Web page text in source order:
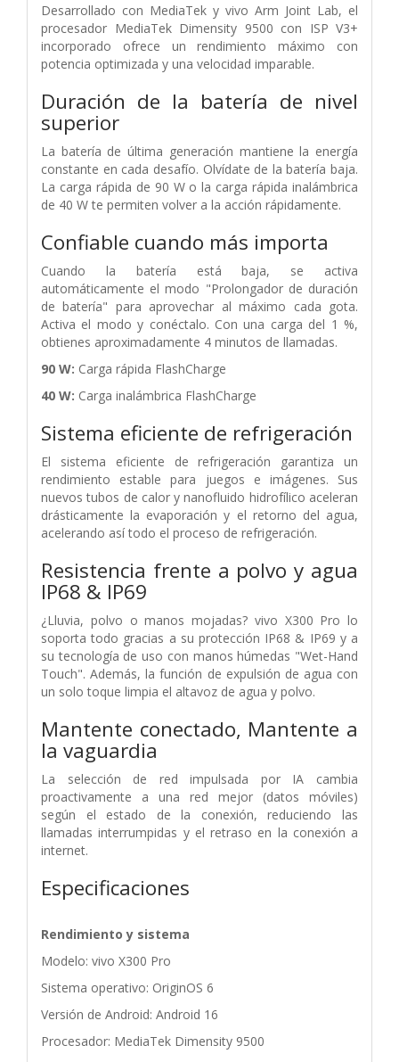
Desarrollado con MediaTek y vivo Arm Joint Lab, el
procesador MediaTek Dimensity 9500 con ISP V3+
incorporado ofrece un rendimiento máximo con
potencia optimizada y una velocidad imparable.
Duración de la batería de nivel
superior
La batería de última generación mantiene la energía
constante en cada desafío. Olvídate de la batería baja.
La carga rápida de 90 W o la carga rápida inalámbrica
de 40 W te permiten volver a la acción rápidamente.
Confiable cuando más importa
Cuando la batería está baja, se activa
automáticamente el modo "Prolongador de duración
de batería" para aprovechar al máximo cada gota.
Activa el modo y conéctalo. Con una carga del 1 %,
obtienes aproximadamente 4 minutos de llamadas.
90 W: Carga rápida FlashCharge
40 W: Carga inalámbrica FlashCharge
Sistema eficiente de refrigeración
El sistema eficiente de refrigeración garantiza un
rendimiento estable para juegos e imágenes. Sus
nuevos tubos de calor y nanofluido hidrofílico aceleran
drásticamente la evaporación y el retorno del agua,
acelerando así todo el proceso de refrigeración.
Resistencia frente a polvo y agua
IP68 & IP69
¿Lluvia, polvo o manos mojadas? vivo X300 Pro lo
soporta todo gracias a su protección IP68 & IP69 y a
su tecnología de uso con manos húmedas "Wet-Hand
Touch". Además, la función de expulsión de agua con
un solo toque limpia el altavoz de agua y polvo.
Mantente conectado, Mantente a
la vaguardia
La selección de red impulsada por IA cambia
proactivamente a una red mejor (datos móviles)
según el estado de la conexión, reduciendo las
llamadas interrumpidas y el retraso en la conexión a
internet.
Especificaciones
Rendimiento y sistema
Modelo: vivo X300 Pro
Sistema operativo: OriginOS 6
Versión de Android: Android 16
Procesador: MediaTek Dimensity 9500